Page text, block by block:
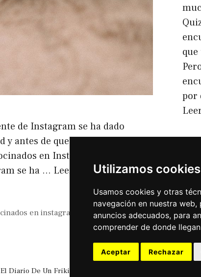
Utilizamos cookies
Usamos cookies y otras
navegación en nuestra
anuncios adecuados, para
comprender de donde
Aceptar Rechazar
de Instagram se ha dado
y antes de que se les descontrole
en Instagram Y es que
se ha … Leer más
en instagram
pseudo influencers
por
Diario De Un Friki